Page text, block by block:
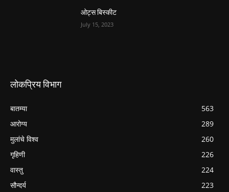
ओट्स बिस्कीट
July 15, 2023
लोकप्रिय विभाग
बातम्या
563
आरोग्य
289
मुलांचे विश्व
260
गृहिणी
226
वास्तु
224
सौन्दर्य
223